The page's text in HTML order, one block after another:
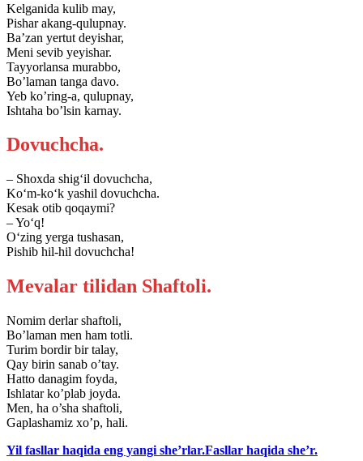
Kelganida kulib may,
Pishar akang-qulupnay.
Ba’zan yertut deyishar,
Meni sevib yeyishar.
Tayyorlansa murabbo,
Bo’laman tanga davo.
Yeb ko’ring-a, qulupnay,
Ishtaha bo’lsin karnay.
Dovuchcha.
– Shoxda shig‘il dovuchcha,
Ko‘m-ko‘k yashil dovuchcha.
Kesak otib qoqaymi?
– Yo‘q!
O‘zing yerga tushasan,
Pishib hil-hil dovuchcha!
Mevalar tilidan Shaftoli.
Nomim derlar shaftoli,
Bo’laman men ham totli.
Turim bordir bir talay,
Qay birin sanab o’tay.
Hatto danagim foyda,
Ishlatar ko’plab joyda.
Men, ha o’sha shaftoli,
Gaplashamiz xo’p, hali.
Yil fasllar haqida eng yangi she’rlar.Fasllar haqida she’r.